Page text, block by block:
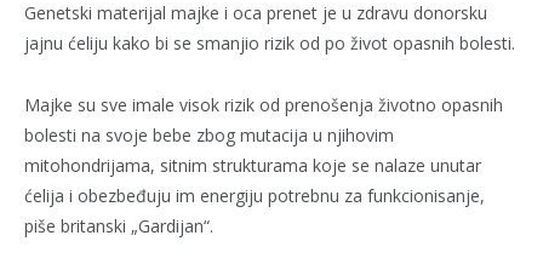
Genetski materijal majke i oca prenet je u zdravu donorsku
jajnu ćeliju kako bi se smanjio rizik od po život opasnih bolesti.
Majke su sve imale visok rizik od prenošenja životno opasnih
bolesti na svoje bebe zbog mutacija u njihovim
mitohondrijama, sitnim strukturama koje se nalaze unutar
ćelija i obezbeđuju im energiju potrebnu za funkcionisanje,
piše britanski „Gardijan“.